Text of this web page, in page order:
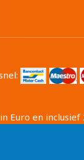
Euro en